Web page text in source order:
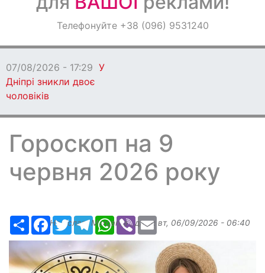
ОголошенняТелефонуйте +38 (096) 9531240
07/08/2026 - 17:29 У
Дніпрі зникли двоє
чоловіків
Гороскоп на 9
червня 2026 року
РесурсFacebook
TwitterTelegramWhatsApp
ViberEmail
Надіслав:Margarita, дата: вт, 06/09/2026 - 06:40